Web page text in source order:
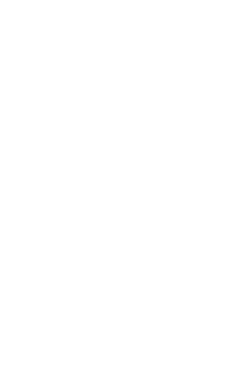
hur du kan dra nytta av